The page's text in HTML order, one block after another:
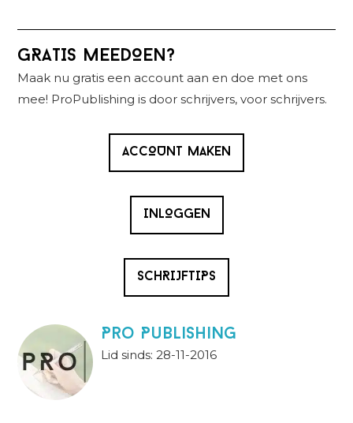
Primaire
Sidebar
GRATIS MEEDOEN?
Maak nu gratis een account aan en doe met ons
mee! ProPublishing is door schrijvers, voor schrijvers.
ACCOUNT MAKEN
INLOGGEN
SCHRIJFTIPS
Pro Publishing
Lid sinds: 28-11-2016